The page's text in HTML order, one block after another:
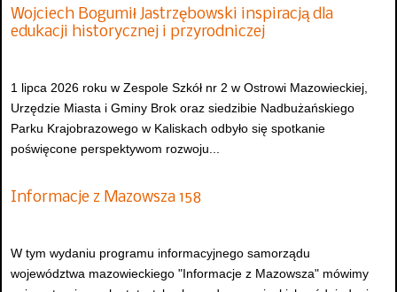
Wojciech Bogumił Jastrzębowski inspiracją dla
edukacji historycznej i przyrodniczej
1 lipca 2026 roku w Zespole Szkół nr 2 w Ostrowi Mazowieckiej,
Urzędzie Miasta i Gminy Brok oraz siedzibie Nadbużańskiego
Parku Krajobrazowego w Kaliskach odbyło się spotkanie
poświęcone perspektywom rozwoju...
Informacje z Mazowsza 158
W tym wydaniu programu informacyjnego samorządu
województwa mazowieckiego "Informacje z Mazowsza" mówimy